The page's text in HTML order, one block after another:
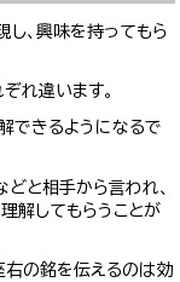
し、興味を持ってもら
れ違います。
できるようになるで
どと相手から言われ、
解してもらうことが
右の銘を伝えるのは効